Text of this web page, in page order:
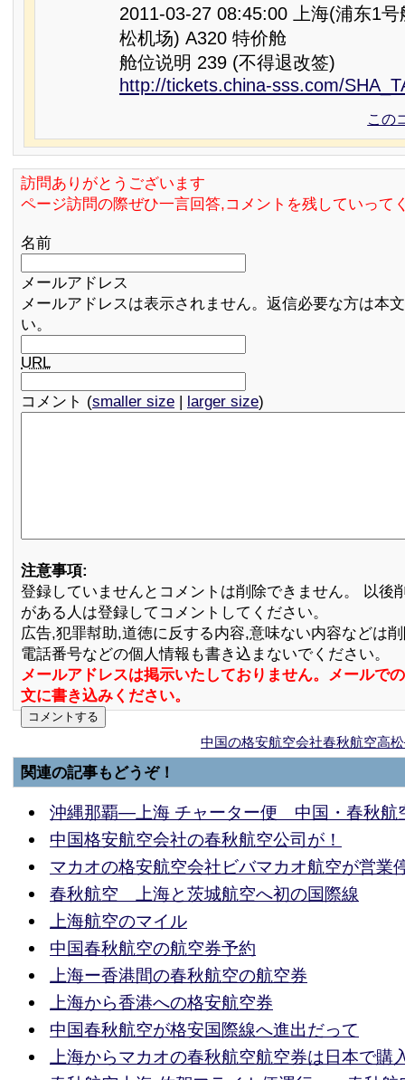
2011-03-27 08:45:00 上海(浦东1
松机场) A320 特价舱
舱位说明 239 (不得退改签)
http://tickets.china-sss.com/
この
訪問ありがとうございます
ページ訪問の際ぜひ一言回答,コメントを残していって
名前
メールアドレス
メールアドレスは表示されません。返信必要な方は本
い。
URL
コメント (smaller size | larger size)
注意事項:
登録していませんとコメントは削除できません。 以後
がある人は登録してコメントしてください。
広告,犯罪幇助,道徳に反する内容,意味ない内容などは
電話番号などの個人情報も書き込まないでください。
メールアドレスは掲示いたしておりません。メールで
文に書き込みください。
中国の格安航空会社春秋航空高
関連の記事もどうぞ！
沖縄那覇―上海 チャーター便 中国・春秋航
中国格安航空会社の春秋航空公司が！
マカオの格安航空会社ビバマカオ航空が営業
春秋航空 上海と茨城航空へ初の国際線
上海航空のマイル
中国春秋航空の航空券予約
上海ー香港間の春秋航空の航空券
上海から香港への格安航空券
中国春秋航空が格安国際線へ進出だって
上海からマカオの春秋航空航空券は日本で購